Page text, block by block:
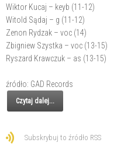
Wiktor Kucaj – keyb (11-12)
Witold Sądaj – g (11-12)
Zenon Rydzak – voc (14)
Zbigniew Szystka – voc (13-15)
Ryszard Krawczuk – as (13-15)
źródło: GAD Records
Czytaj dalej...
Subskrybuj to źródło RSS